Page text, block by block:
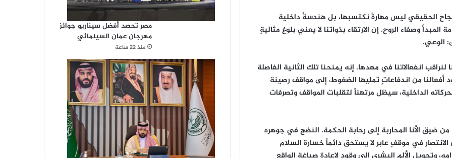
الحقيقي ليس مهارةً نكتسبها، بل هندسةٌ داخلية
وصفاء الروح. إن الارتقاء بذواتنا لا يعني بلوغ مثاليةٍ
الوعي.
انفعالاتنا في مهدها. إنه يمنحنا تلك الثانية الفاصلة
أفعالنا من اندفاعاتٍ تمليها الضغوط، إلى مواقف رصينة
الداخلية، سيظل مرتهناً لتقلبات المواقف وتصرفات
ضيق الأنا المحاربة إلى رحابة الحكمة. النضج في جوهره
في موقفٍ عابر لا يستحق دائماً خسارة السلام
مصر تحصد أفضل سيناريو جوائز
مهرجان عمان السينمائي
منذ 22 ساعة